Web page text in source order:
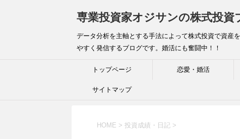
専業投資家オジサンの株式投資
データ分析を主軸とする手法によって株式投資で資産
やすく発信するブログです。婚活にも奮闘中！！
トップページ 恋愛・婚活
サイトマップ
HOME > 投資成績・日記 >